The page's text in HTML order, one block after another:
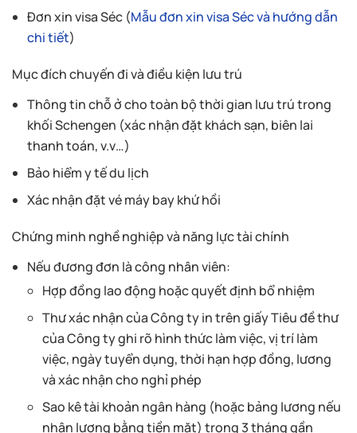
Đơn xin visa Séc (Mẫu đơn xin visa Séc và hướng dẫn
chi tiết)
Mục đích chuyến đi và điều kiện lưu trú
Thông tin chỗ ở cho toàn bộ thời gian lưu trú trong
khối Schengen (xác nhận đặt khách sạn, biên lai
thanh toán, v.v…)
Bảo hiểm y tế du lịch
Xác nhận đặt vé máy bay khứ hồi
Chứng minh nghề nghiệp và năng lực tài chính
Nếu đương đơn là công nhân viên:
Hợp đồng lao động hoặc quyết định bổ nhiệm
Thư xác nhận của Công ty in trên giấy Tiêu đề thư
của Công ty ghi rõ hình thức làm việc, vị trí làm
việc, ngày tuyển dụng, thời hạn hợp đồng, lương
và xác nhận cho nghỉ phép
Sao kê tài khoản ngân hàng (hoặc bảng lương nếu
nhận lương bằng tiền mặt) trong 3 tháng gần